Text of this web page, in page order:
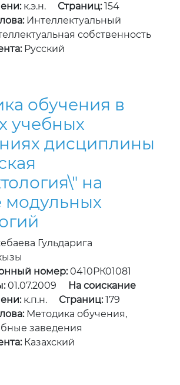
к.э.н. Страниц:154
Интеллектуальный
собственность
Русский
обучения в
учебных
дисциплины
на
модульных
Гульдарига
номер:0410РК01081
01.07.2009
На соискание
к.п.н. Страниц:179
Методика обучения,
заведения
Казахский